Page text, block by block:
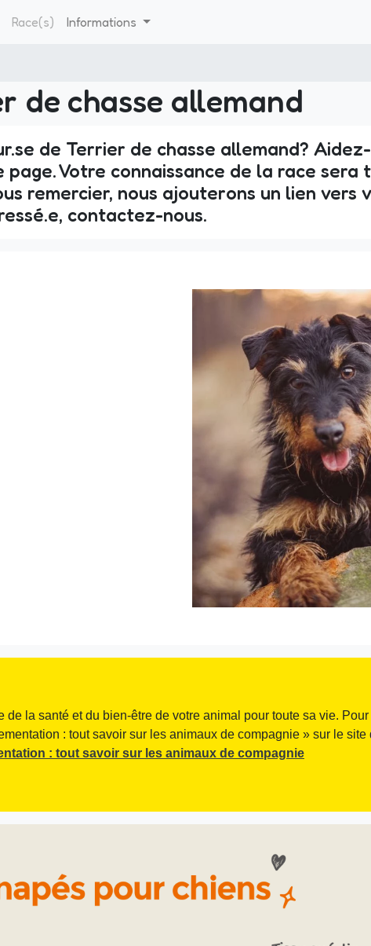
Race(s) Informations
de chasse allemand
de Terrier de chasse allemand?
Votre connaissance de la race sera
remercier, nous ajouterons un lien vers
contactez-nous.
la santé et du bien-être de votre animal pour toute sa vie.
: tout savoir sur les animaux de compagnie » sur le site
: tout savoir sur les animaux de compagnie